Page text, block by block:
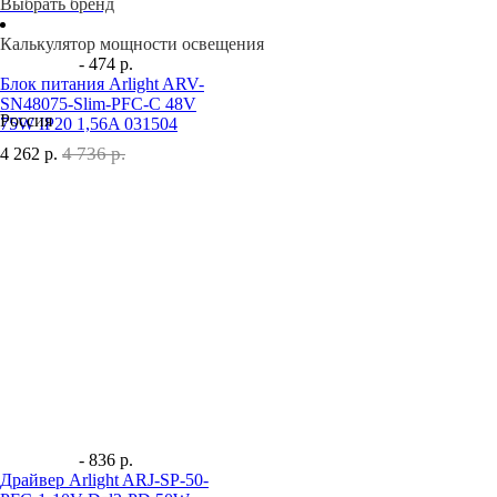
Выбрать бренд
Калькулятор мощности освещения
- 474 р.
Блок питания Arlight ARV-
SN48075-Slim-PFC-C 48V
75W IP20 1,56A 031504
Россия
4 262 р. 4 736 р.
- 836 р.
Драйвер Arlight ARJ-SP-50-